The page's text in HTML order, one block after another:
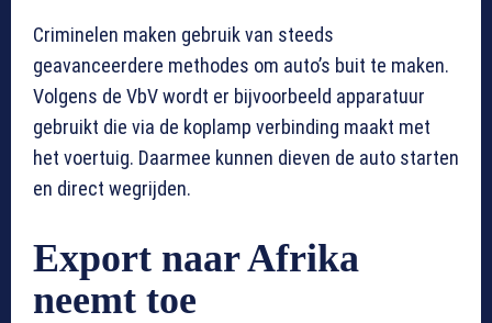
Criminelen maken gebruik van steeds
geavanceerdere methodes om auto’s buit te maken.
Volgens de VbV wordt er bijvoorbeeld apparatuur
gebruikt die via de koplamp verbinding maakt met
het voertuig. Daarmee kunnen dieven de auto starten
en direct wegrijden.
Export naar Afrika
neemt toe